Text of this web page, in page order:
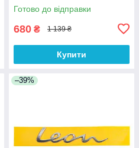
Готово до відправки
680 ₴ 1 139 ₴
Купити
–39%